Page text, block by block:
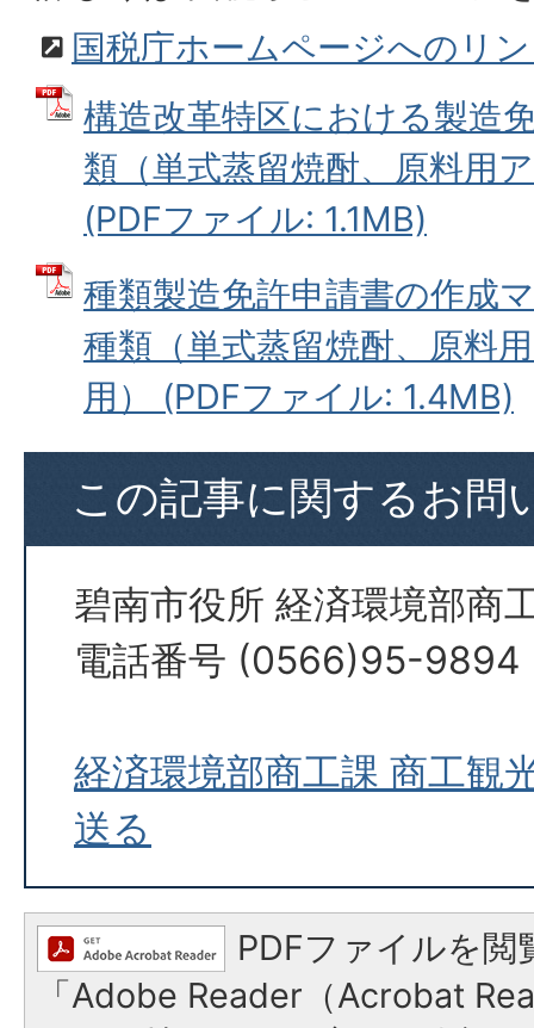
国税庁ホームページへのリ
構造改革特区における製造
類（単式蒸留焼酎、原料用
(PDFファイル: 1.1MB)
種類製造免許申請書の作成
種類（単式蒸留焼酎、原料
用） (PDFファイル: 1.4MB)
この記事に関するお問
碧南市役所 経済環境部商
電話番号 (0566)95-9894
経済環境部商工課 商工観
送る
PDFファイルを閲
「Adobe Reader（Acrobat